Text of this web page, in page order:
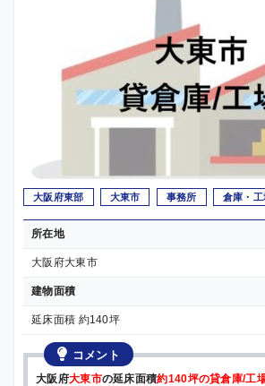
大阪府東部 大東市 事務所 倉庫・工
所在地
大阪府大東市
建物面積
延床面積 約140坪
コメント
大阪府大東市の延床面積約140坪の貸倉庫/工